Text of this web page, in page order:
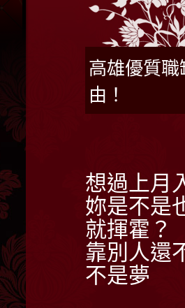
高雄優質
由！
想過上月
妳是不是
就揮霍？
靠別人還
不是夢